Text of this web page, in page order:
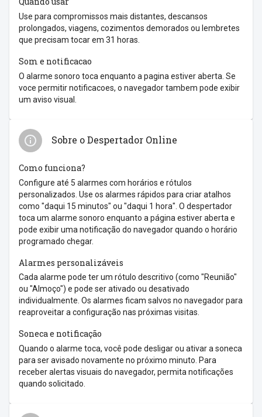
Use para compromissos mais distantes, descansos
prolongados, viagens, cozimentos demorados ou lembretes
que precisam tocar em 31 horas.
Som e notificacao
O alarme sonoro toca enquanto a pagina estiver aberta. Se
voce permitir notificacoes, o navegador tambem pode exibir
um aviso visual.
Sobre o Despertador Online
Como funciona?
Configure até 5 alarmes com horários e rótulos
personalizados. Use os alarmes rápidos para criar atalhos
como "daqui 15 minutos" ou "daqui 1 hora". O despertador
toca um alarme sonoro enquanto a página estiver aberta e
pode exibir uma notificação do navegador quando o horário
programado chegar.
Alarmes personalizáveis
Cada alarme pode ter um rótulo descritivo (como "Reunião"
ou "Almoço") e pode ser ativado ou desativado
individualmente. Os alarmes ficam salvos no navegador para
reaproveitar a configuração nas próximas visitas.
Soneca e notificação
Quando o alarme toca, você pode desligar ou ativar a soneca
para ser avisado novamente no próximo minuto. Para
receber alertas visuais do navegador, permita notificações
quando solicitado.